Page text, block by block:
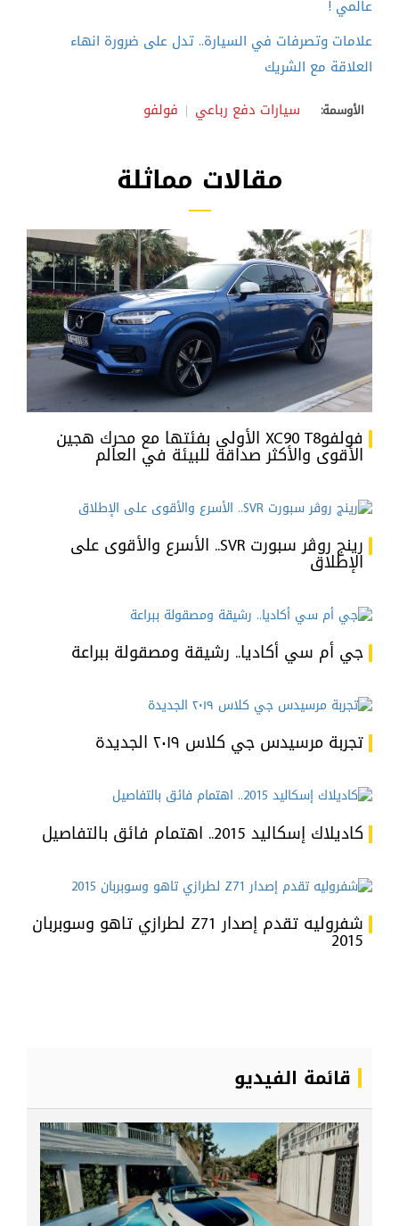
عالمي !
علامات وتصرفات في السيارة.. تدل على ضرورة انهاء
العلاقة مع الشريك
الأوسمة: سيارات دفع رباعي فولفو
مقالات مماثلة
فولفوXC90 T8 الأولى بفئتها مع محرك هجين
الأقوى والأكثر صداقة للبيئة في العالم
رينج روڤر سبورت SVR.. الأسرع والأقوى على
الإطلاق
جي أم سي أكاديا.. رشيقة ومصقولة ببراعة
تجربة مرسيدس جي كلاس ٢٠١٩ الجديدة
كاديلاك إسكاليد 2015.. اهتمام فائق بالتفاصيل
شفروليه تقدم إصدار Z71 لطرازي تاهو وسوبربان
2015
قائمة الفيديو